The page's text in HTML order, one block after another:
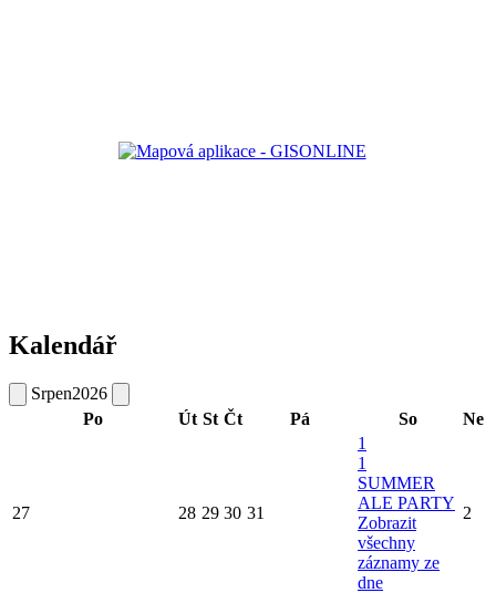
Kalendář
Srpen2026
Po
Út St Čt Pá So Ne
27 28 29 30 31
1
1
SUMMER
ALE PARTY
Zobrazit
všechny
záznamy ze
dne
2